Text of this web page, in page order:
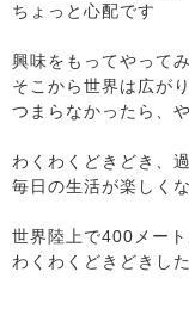
ちょっと心配です
興味をもってやって
そこから世界は広が
つまらなかったら、
わくわくどきどき、
毎日の生活が楽しく
世界陸上で400メー
わくわくどきどきし